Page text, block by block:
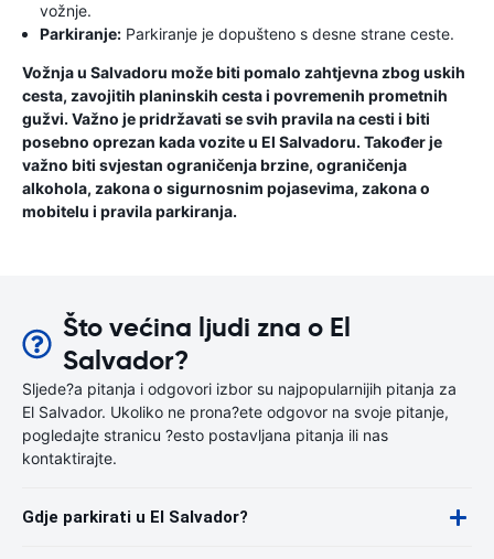
vožnje.
Parkiranje: Parkiranje je dopušteno s desne strane ceste.
Vožnja u Salvadoru može biti pomalo zahtjevna zbog uskih
cesta, zavojitih planinskih cesta i povremenih prometnih
gužvi. Važno je pridržavati se svih pravila na cesti i biti
posebno oprezan kada vozite u El Salvadoru. Također je
važno biti svjestan ograničenja brzine, ograničenja
alkohola, zakona o sigurnosnim pojasevima, zakona o
mobitelu i pravila parkiranja.
Što većina ljudi zna o El
Salvador?
Sljede?a pitanja i odgovori izbor su najpopularnijih pitanja za
El Salvador. Ukoliko ne prona?ete odgovor na svoje pitanje,
pogledajte stranicu ?esto postavljana pitanja ili nas
kontaktirajte.
Gdje parkirati u El Salvador?